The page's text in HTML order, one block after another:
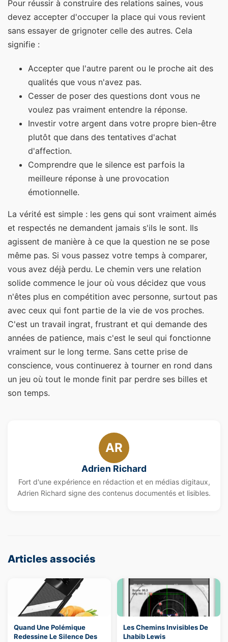
Pour réussir à construire des relations saines, vous
devez accepter d'occuper la place qui vous revient
sans essayer de grignoter celle des autres. Cela
signifie :
Accepter que l'autre parent ou le proche ait des
qualités que vous n'avez pas.
Cesser de poser des questions dont vous ne
voulez pas vraiment entendre la réponse.
Investir votre argent dans votre propre bien-être
plutôt que dans des tentatives d'achat
d'affection.
Comprendre que le silence est parfois la
meilleure réponse à une provocation
émotionnelle.
La vérité est simple : les gens qui sont vraiment aimés
et respectés ne demandent jamais s'ils le sont. Ils
agissent de manière à ce que la question ne se pose
même pas. Si vous passez votre temps à comparer,
vous avez déjà perdu. Le chemin vers une relation
solide commence le jour où vous décidez que vous
n'êtes plus en compétition avec personne, surtout pas
avec ceux qui font partie de la vie de vos proches.
C'est un travail ingrat, frustrant et qui demande des
années de patience, mais c'est le seul qui fonctionne
vraiment sur le long terme. Sans cette prise de
conscience, vous continuerez à tourner en rond dans
un jeu où tout le monde finit par perdre ses billes et
son temps.
AR
Adrien Richard
Fort d'une expérience en rédaction et en médias digitaux,
Adrien Richard signe des contenus documentés et lisibles.
Articles associés
Quand Une Polémique
Redessine Le Silence Des
Les Chemins Invisibles De
Lhabib Lewis